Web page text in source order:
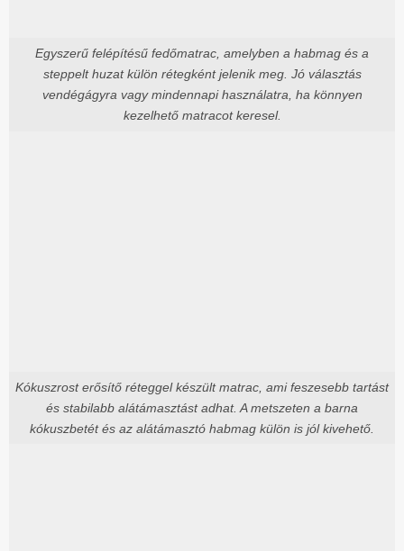
Egyszerű felépítésű fedőmatrac, amelyben a habmag és a
steppelt huzat külön rétegként jelenik meg. Jó választás
vendégágyra vagy mindennapi használatra, ha könnyen
kezelhető matracot keresel.
Kókuszrost erősítő réteggel készült matrac, ami feszesebb tartást
és stabilabb alátámasztást adhat. A metszeten a barna
kókuszbetét és az alátámasztó habmag külön is jól kivehető.